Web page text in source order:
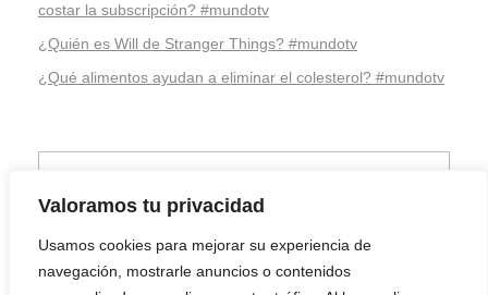
Valoramos tu privacidad
Usamos cookies para mejorar su experiencia de
navegación, mostrarle anuncios o contenidos
costar la subscripción? #mundotv
¿Quién es Will de Stranger Things? #mundotv
¿Qué alimentos ayudan a eliminar el colesterol? #mundotv